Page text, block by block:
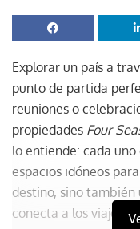
Explorar un país a
punto de partida
reuniones o
propiedades Four
lo entiende: cada
espacios idóneos
destino, sino también
conecta a los